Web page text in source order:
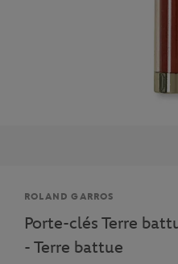
Marque
ROLAND GARROS
Porte-clés Terre
- Terre battue